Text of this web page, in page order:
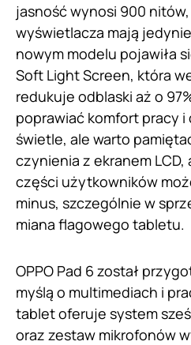
jasność wynosi 900 nitów,
wyświetlacza mają
nowym modelu pojawiła
Soft Light Screen, która
redukuje odblaski aż o
poprawiać komfort pracy
świetle, ale warto
czynienia z ekranem LCD,
części użytkowników
minus, szczególnie w
miana flagowego tabletu.
OPPO Pad 6 został
myślą o multimediach i
tablet oferuje system
oraz zestaw mikrofonów